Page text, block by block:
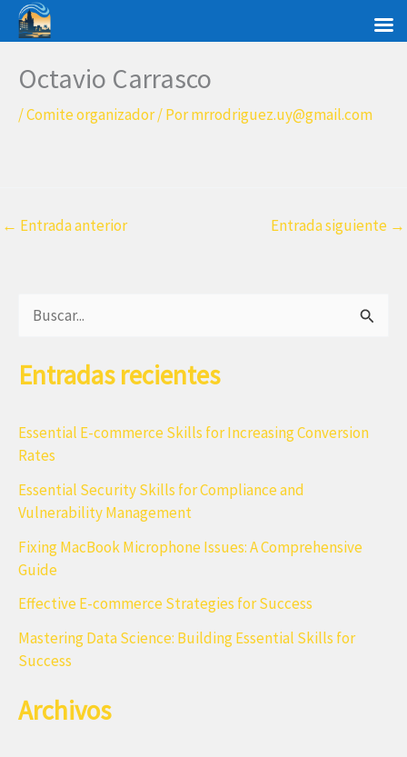
al
contenido
Octavio Carrasco
/Comite organizador/ Pormrrodriguez.uy@gmail.com
← Entrada anterior Entrada siguiente →
s
a
r
p
o
r
Entradas recientes
Essential E-commerce Skills for Increasing Conversion
Rates
Essential Security Skills for Compliance and
Vulnerability Management
Fixing MacBook Microphone Issues: A Comprehensive
Guide
Effective E-commerce Strategies for Success
Mastering Data Science: Building Essential Skills for
Success
Archivos